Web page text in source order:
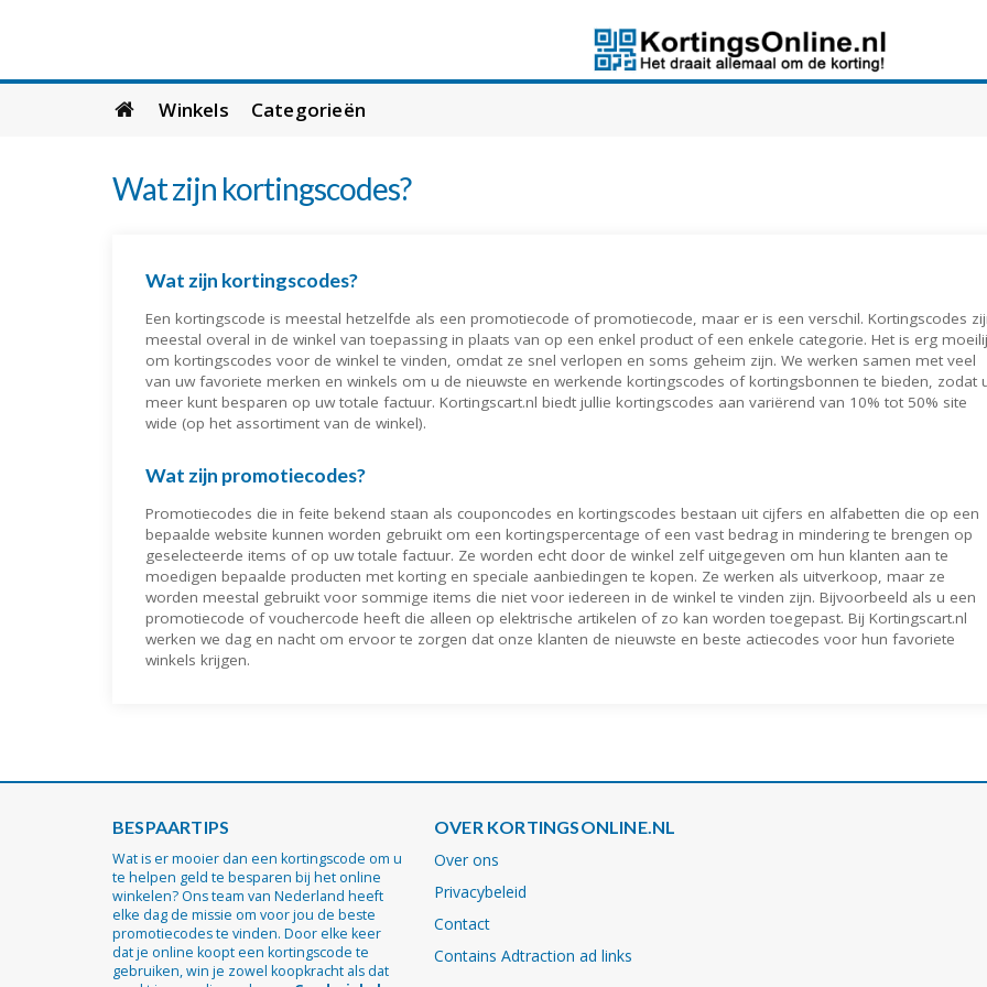
Skip
to
Winkels Categorieën
Wat zijn kortingscodes?
Wat zijn kortingscodes?
Een kortingscode is meestal hetzelfde als een promotiecode of promotiecode, maar er is een verschil. Kortingscodes
meestal overal in de winkel van toepassing in plaats van op een enkel product of een enkele categorie. Het is erg
om kortingscodes voor de winkel te vinden, omdat ze snel verlopen en soms geheim zijn. We werken samen met veel
van uw favoriete merken en winkels om u de nieuwste en werkende kortingscodes of kortingsbonnen te bieden, zodat
meer kunt besparen op uw totale factuur. Kortingscart.nl biedt jullie kortingscodes aan variërend van 10% tot 50% site
wide (op het assortiment van de winkel).
Wat zijn promotiecodes?
Promotiecodes die in feite bekend staan ​​als couponcodes en kortingscodes bestaan ​​uit cijfers en alfabetten die op een
bepaalde website kunnen worden gebruikt om een ​​kortingspercentage of een vast bedrag in mindering te brengen op
geselecteerde items of op uw totale factuur. Ze worden echt door de winkel zelf uitgegeven om hun klanten aan te
moedigen bepaalde producten met korting en speciale aanbiedingen te kopen. Ze werken als uitverkoop, maar ze
worden meestal gebruikt voor sommige items die niet voor iedereen in de winkel te vinden zijn. Bijvoorbeeld als u een
promotiecode of vouchercode heeft die alleen op elektrische artikelen of zo kan worden toegepast. Bij Kortingscart.nl
werken we dag en nacht om ervoor te zorgen dat onze klanten de nieuwste en beste actiecodes voor hun favoriete
winkels krijgen.
BESPAARTIPS
Wat is er mooier dan een kortingscode om u
te helpen geld te besparen bij het online
winkelen? Ons team van Nederland heeft
elke dag de missie om voor jou de beste
promotiecodes te vinden. Door elke keer
dat je online koopt een kortingscode te
gebruiken, win je zowel koopkracht als dat
OVER KORTINGSONLINE.NL
Over ons
Privacybeleid
Contact
Contains Adtraction ad links